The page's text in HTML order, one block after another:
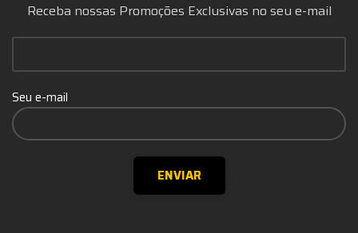
Receba nossas Promoções Exclusivas no seu e-mail
Seu e-mail